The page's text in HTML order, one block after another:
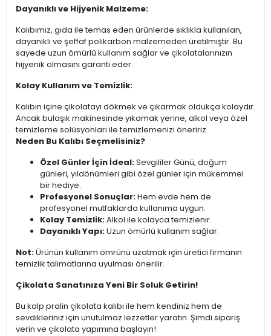
Dayanıklı ve Hijyenik Malzeme:
Kalıbımız, gıda ile temas eden ürünlerde sıklıkla kullanılan,
dayanıklı ve şeffaf polikarbon malzemeden üretilmiştir. Bu
sayede uzun ömürlü kullanım sağlar ve çikolatalarınızın
hijyenik olmasını garanti eder.
Kolay Kullanım ve Temizlik:
Kalıbın içine çikolatayı dökmek ve çıkarmak oldukça kolaydır.
Ancak bulaşık makinesinde yıkamak yerine, alkol veya özel
temizleme solüsyonları ile temizlemenizi öneririz.
Neden Bu Kalıbı Seçmelisiniz?
Özel Günler İçin İdeal:Sevgililer Günü, doğum
günleri, yıldönümleri gibi özel günler için mükemmel
bir hediye.
Profesyonel Sonuçlar:Hem evde hem de
profesyonel mutfaklarda kullanıma uygun.
Kolay Temizlik:Alkol ile kolayca temizlenir.
Dayanıklı Yapı:Uzun ömürlü kullanım sağlar.
Not:Ürünün kullanım ömrünü uzatmak için üretici firmanın
temizlik talimatlarına uyulması önerilir.
Çikolata Sanatınıza Yeni Bir Soluk Getirin!
Bu kalp pralin çikolata kalıbı ile hem kendiniz hem de
sevdikleriniz için unutulmaz lezzetler yaratın. Şimdi sipariş
verin ve çikolata yapımına başlayın!